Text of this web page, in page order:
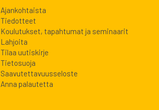
Ajankohtaista
Tiedotteet
Koulutukset, tapahtumat ja seminaarit
Lahjoita
Tilaa uutiskirje
Tietosuoja
Saavutettavuusseloste
Anna palautetta